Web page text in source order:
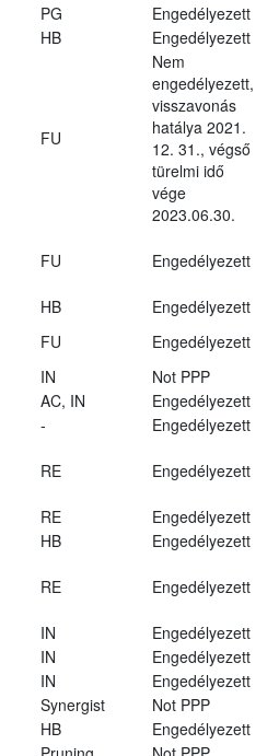
PG
Engedélyezett
HB Engedélyezett
FU
Nem
engedélyezett,
visszavonás
hatálya 2021.
12. 31., végső
türelmi idő
vége
2023.06.30.
FU Engedélyezett
HB
Engedélyezett
FU
Engedélyezett
IN
Not PPP
AC, IN
Engedélyezett
-
Engedélyezett
RE Engedélyezett
RE
Engedélyezett
HB
Engedélyezett
RE Engedélyezett
IN
Engedélyezett
IN
Engedélyezett
IN
Engedélyezett
Synergist
Not PPP
HB
Engedélyezett